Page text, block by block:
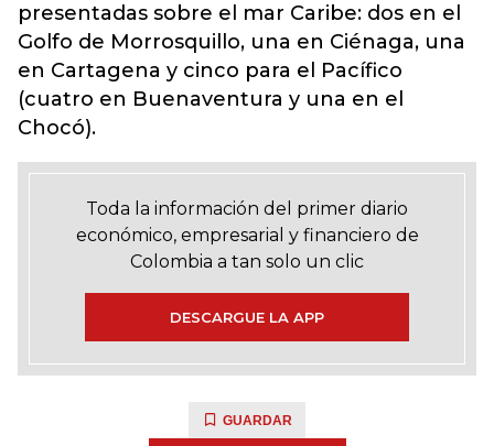
presentadas sobre el mar Caribe: dos en el
Golfo de Morrosquillo, una en Ciénaga, una
en Cartagena y cinco para el Pacífico
(cuatro en Buenaventura y una en el
Chocó).
Toda la información del primer diario
económico, empresarial y financiero de
Colombia a tan solo un clic
DESCARGUE LA APP
GUARDAR